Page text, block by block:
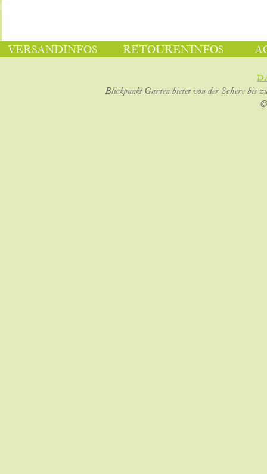
VERSANDINFOS RETOURENINFOS
Blickpunkt Garten bietet von der Schere bis